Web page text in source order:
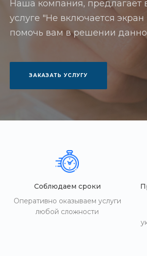
Наша компания, предлагает
услуге "Не включается экран
помочь вам в решении
ЗАКАЗАТЬ УСЛУГУ
Соблюдаем сроки
Оперативно оказываем услуги
любой сложности